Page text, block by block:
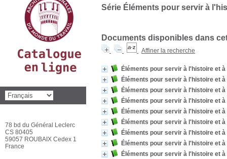
Série Éléments pour servir à
Documents disponibles dans
Affiner la recherche
Éléments pour servir à l'histoire et
Éléments pour servir à l'histoire et
Éléments pour servir à l'histoire et
Éléments pour servir à l'histoire et
Éléments pour servir à l'histoire et
Éléments pour servir à l'histoire et
Éléments pour servir à l'histoire et
Éléments pour servir à l'histoire et
Éléments pour servir à l'histoire et
78 bd du Général Leclerc
CS 80405
59057 ROUBAIX Cedex 1
France